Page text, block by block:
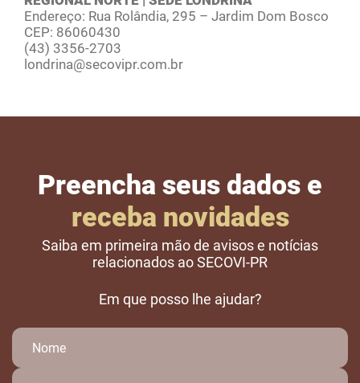
Endereço: Rua Rolândia, 295 – Jardim Dom Bosco
CEP: 86060430
(43) 3356-2703
londrina@secovipr.com.br
Preencha seus dados e
receba novidades
Saiba em primeira mão de avisos e notícias
relacionados ao SECOVI-PR
Em que posso lhe ajudar?